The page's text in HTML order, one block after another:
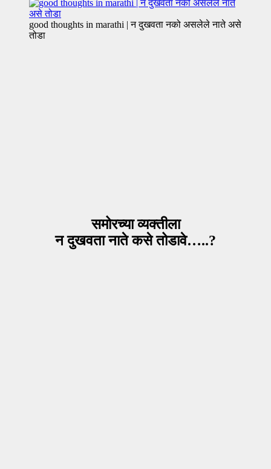
good thoughts in marathi | न दुखवता नको असलेले नाते असे
तोडा
समोरच्या व्यक्तीला
न दुखवता नाते कसे तोडावे…..?